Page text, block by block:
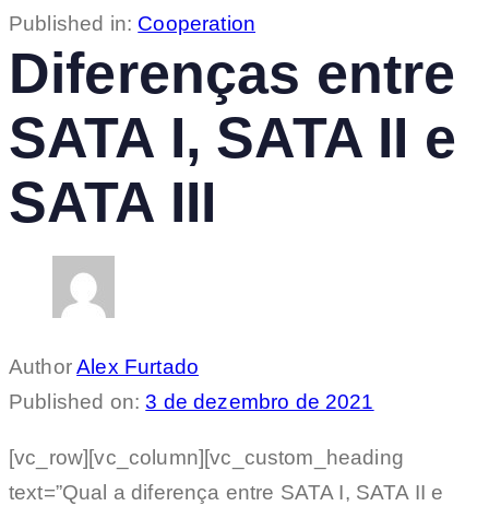
Published in: Cooperation
Diferenças entre
SATA I, SATA II e
SATA III
AuthorAlex Furtado
Published on: 3 de dezembro de 2021
[vc_row][vc_column][vc_custom_heading
text=”Qual a diferença entre SATA I, SATA II e